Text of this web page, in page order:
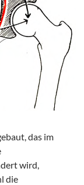
das im
wird,
die